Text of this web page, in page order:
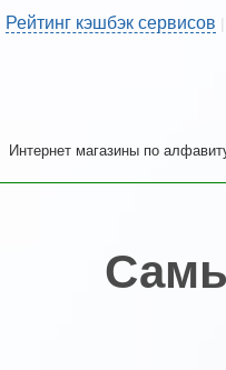
Рейтинг кэшбэк сервисов |
Интернет магазины по